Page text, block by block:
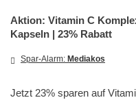
Aktion: Vitamin C
Kapseln | 23% Rabatt
Spar-Alarm: Mediakos
Jetzt 23% sparen auf